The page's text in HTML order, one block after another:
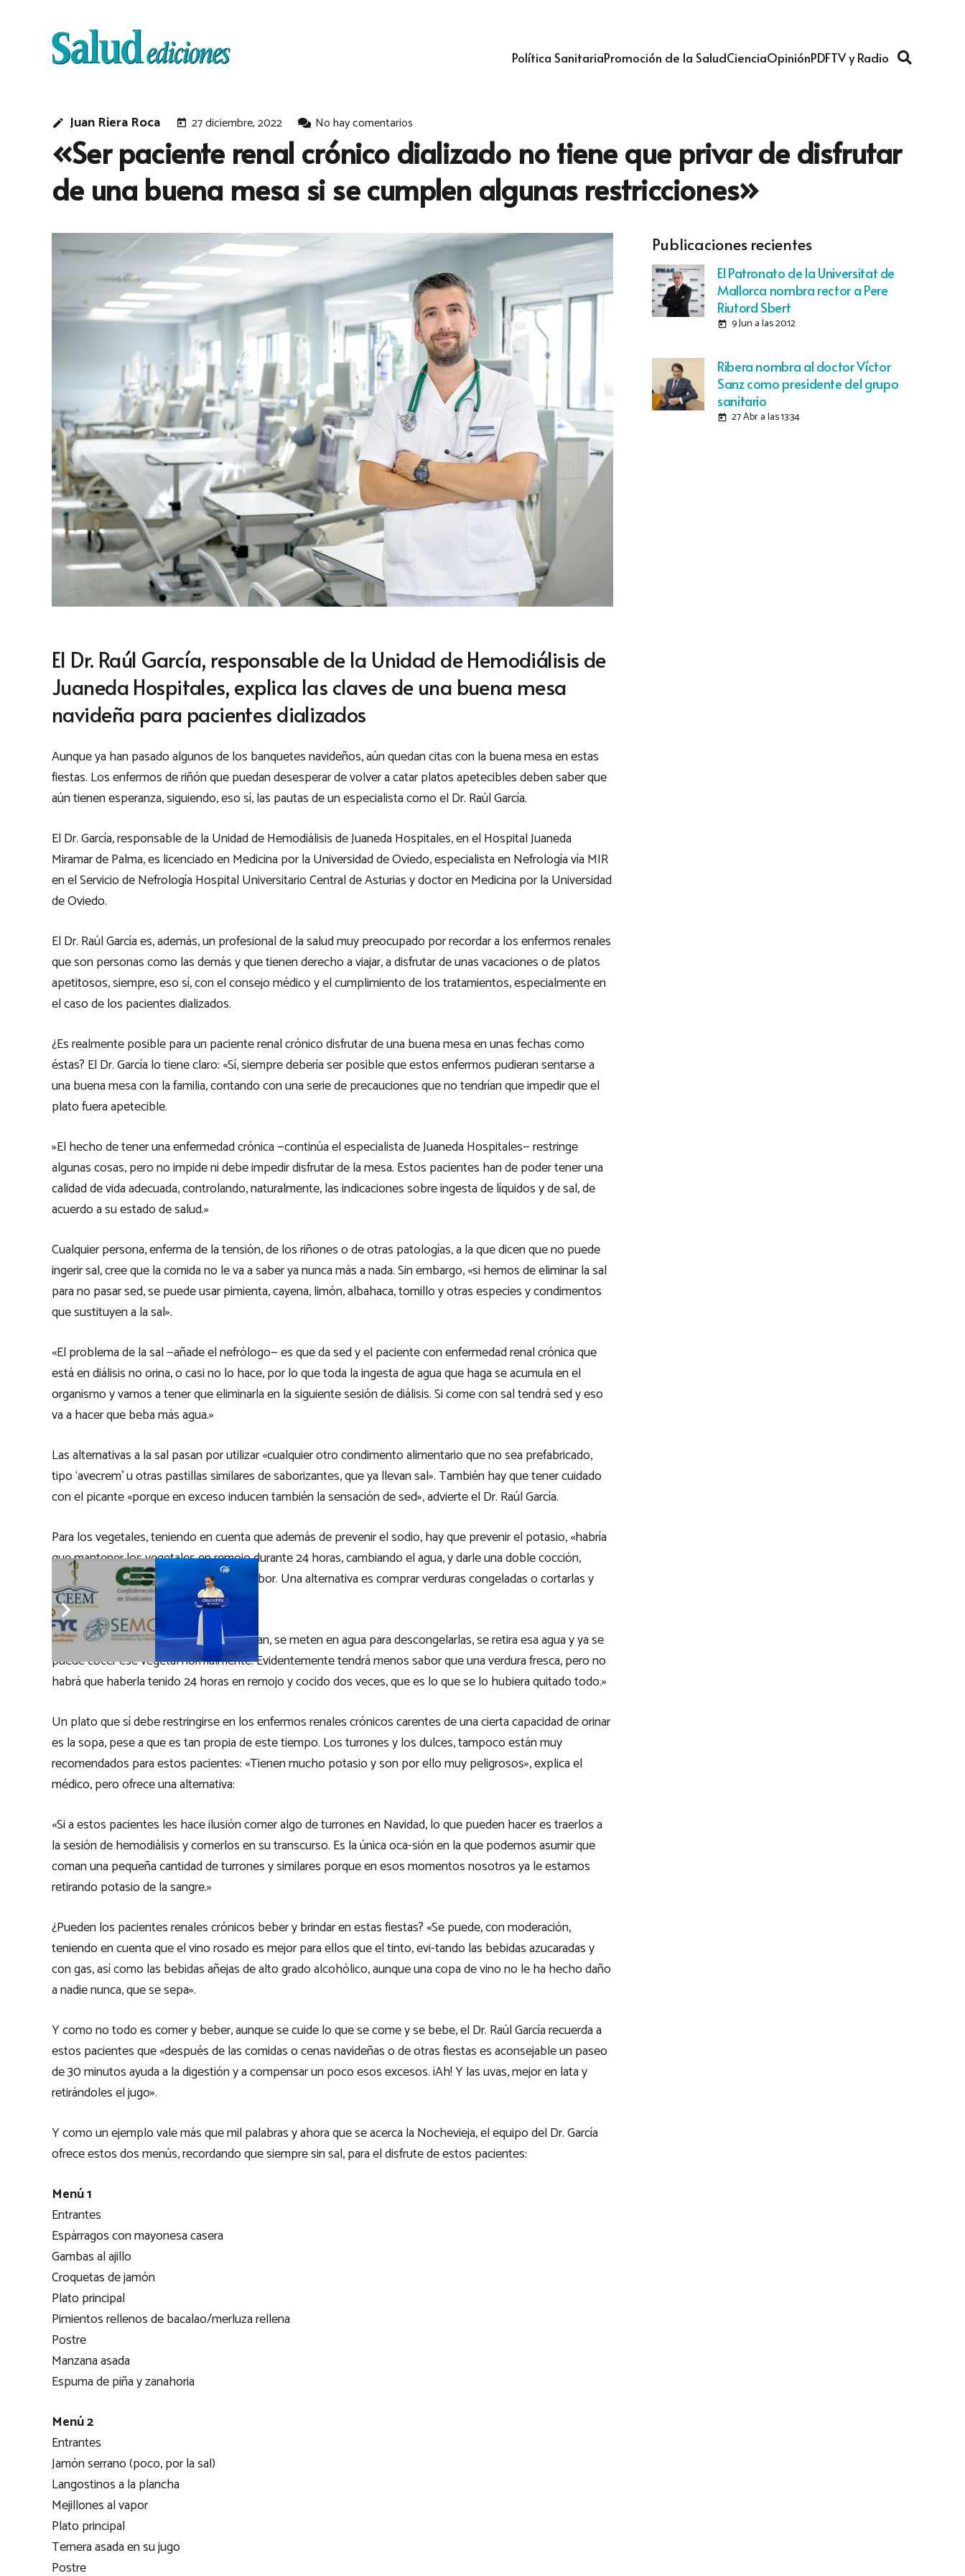
Política SanitariaPromoción de la SaludCienciaOpiniónPDFTV y Radio
edit Juan Riera Roca today 27 diciembre, 2022 No hay comentarios
«Ser paciente renal crónico dializado no tiene que privar de disfrutar
de una buena mesa si se cumplen algunas restricciones»
El Dr. Raúl García, responsable de la Unidad de Hemodiálisis de
Juaneda Hospitales, explica las claves de una buena mesa
navideña para pacientes dializados
Aunque ya han pasado algunos de los banquetes navideños, aún quedan citas con la buena mesa en estas
fiestas. Los enfermos de riñón que puedan desesperar de volver a catar platos apetecibles deben saber que
aún tienen esperanza, siguiendo, eso sí, las pautas de un especialista como el Dr. Raúl García.
El Dr. García, responsable de la Unidad de Hemodiálisis de Juaneda Hospitales, en el Hospital Juaneda
Miramar de Palma, es licenciado en Medicina por la Universidad de Oviedo, especialista en Nefrología vía MIR
en el Servicio de Nefrología Hospital Universitario Central de Asturias y doctor en Medicina por la Universidad
de Oviedo.
El Dr. Raúl García es, además, un profesional de la salud muy preocupado por recordar a los enfermos renales
que son personas como las demás y que tienen derecho a viajar, a disfrutar de unas vacaciones o de platos
apetitosos, siempre, eso sí, con el consejo médico y el cumplimiento de los tratamientos, especialmente en
el caso de los pacientes dializados.
¿Es realmente posible para un paciente renal crónico disfrutar de una buena mesa en unas fechas como
éstas? El Dr. García lo tiene claro: «Sí, siempre debería ser posible que estos enfermos pudieran sentarse a
una buena mesa con la familia, contando con una serie de precauciones que no tendrían que impedir que el
plato fuera apetecible.
»El hecho de tener una enfermedad crónica —continúa el especialista de Juaneda Hospitales— restringe
algunas cosas, pero no impide ni debe impedir disfrutar de la mesa. Estos pacientes han de poder tener una
calidad de vida adecuada, controlando, naturalmente, las indicaciones sobre ingesta de líquidos y de sal, de
acuerdo a su estado de salud.»
Cualquier persona, enferma de la tensión, de los riñones o de otras patologías, a la que dicen que no puede
ingerir sal, cree que la comida no le va a saber ya nunca más a nada. Sin embargo, «si hemos de eliminar la sal
para no pasar sed, se puede usar pimienta, cayena, limón, albahaca, tomillo y otras especies y condimentos
que sustituyen a la sal».
«El problema de la sal —añade el nefrólogo— es que da sed y el paciente con enfermedad renal crónica que
está en diálisis no orina, o casi no lo hace, por lo que toda la ingesta de agua que haga se acumula en el
organismo y vamos a tener que eliminarla en la siguiente sesión de diálisis. Si come con sal tendrá sed y eso
va a hacer que beba más agua.»
Las alternativas a la sal pasan por utilizar «cualquier otro condimento alimentario que no sea prefabricado,
tipo ‘avecrem’ u otras pastillas similares de saborizantes, que ya llevan sal». También hay que tener cuidado
con el picante «porque en exceso inducen también la sensación de sed», advierte el Dr. Raúl García.
Para los vegetales, teniendo en cuenta que además de prevenir el sodio, hay que prevenir el potasio, «habría
que mantener los vegetales en remojo durante 24 horas, cambiando el agua, y darle una doble cocción,
aunque ese proceso les quita todo el sabor. Una alternativa es comprar verduras congeladas o cortarlas y
congelarlas antes de cocinarlas.
»El día de la comida simplemente se sacan, se meten en agua para descongelarlas, se retira esa agua y ya se
puede cocer ese vegetal normalmente. Evidentemente tendrá menos sabor que una verdura fresca, pero no
habrá que haberla tenido 24 horas en remojo y cocido dos veces, que es lo que se lo hubiera quitado todo.»
Un plato que sí debe restringirse en los enfermos renales crónicos carentes de una cierta capacidad de orinar
es la sopa, pese a que es tan propia de este tiempo. Los turrones y los dulces, tampoco están muy
recomendados para estos pacientes: «Tienen mucho potasio y son por ello muy peligrosos», explica el
médico, pero ofrece una alternativa:
«Si a estos pacientes les hace ilusión comer algo de turrones en Navidad, lo que pueden hacer es traerlos a
la sesión de hemodiálisis y comerlos en su transcurso. Es la única oca-sión en la que podemos asumir que
coman una pequeña cantidad de turrones y similares porque en esos momentos nosotros ya le estamos
retirando potasio de la sangre.»
¿Pueden los pacientes renales crónicos beber y brindar en estas fiestas? «Se puede, con moderación,
teniendo en cuenta que el vino rosado es mejor para ellos que el tinto, evi-tando las bebidas azucaradas y
con gas, así como las bebidas añejas de alto grado alcohólico, aunque una copa de vino no le ha hecho daño
a nadie nunca, que se sepa».
Y como no todo es comer y beber, aunque se cuide lo que se come y se bebe, el Dr. Raúl García recuerda a
estos pacientes que «después de las comidas o cenas navideñas o de otras fiestas es aconsejable un paseo
de 30 minutos ayuda a la digestión y a compensar un poco esos excesos. ¡Ah! Y las uvas, mejor en lata y
retirándoles el jugo».
Y como un ejemplo vale más que mil palabras y ahora que se acerca la Nochevieja, el equipo del Dr. García
ofrece estos dos menús, recordando que siempre sin sal, para el disfrute de estos pacientes:
Menú 1
Entrantes
Espárragos con mayonesa casera
Gambas al ajillo
Croquetas de jamón
Plato principal
Pimientos rellenos de bacalao/merluza rellena
Postre
Manzana asada
Espuma de piña y zanahoria
Menú 2
Entrantes
Jamón serrano (poco, por la sal)
Langostinos a la plancha
Mejillones al vapor
Plato principal
Ternera asada en su jugo
Postre
Publicaciones recientes
El Patronato de la Universitat de
Mallorca nombra rector a Pere
Riutord Sbert
today 9 Jun a las 20:12
Ribera nombra al doctor Víctor
Sanz como presidente del grupo
sanitario
today 27 Abr a las 13:34